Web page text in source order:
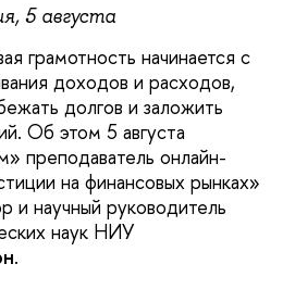
5 августа
грамотность начинается с
доходов и расходов,
долгов и заложить
Об этом 5 августа
преподаватель онлайн-
на финансовых рынках»
научный руководитель
наук НИУ
.